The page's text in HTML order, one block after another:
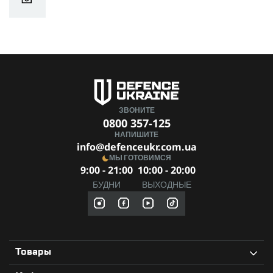
ЗВОНИТЕ
0800 357-125
НАПИШИТЕ
info@defenceukr.com.ua
МЫ ГОТОВИМСЯ
9:00 - 21:00
БУДНИ
10:00 - 20:00
ВЫХОДНЫЕ
Товары